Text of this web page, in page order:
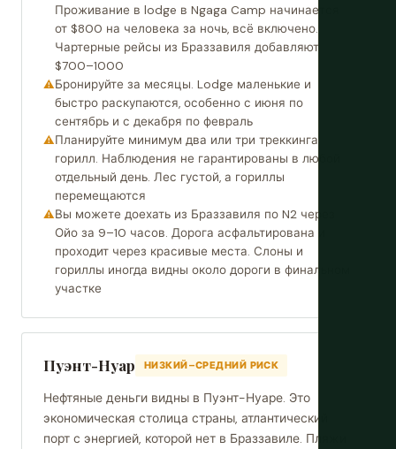
Проживание в lodge в Ngaga Camp начинается
от $800 на человека за ночь, всё включено.
Чартерные рейсы из Браззавиля добавляют
$700–1000
Бронируйте за месяцы. Lodge маленькие и
быстро раскупаются, особенно с июня по
сентябрь и с декабря по февраль
Планируйте минимум два или три треккинга
горилл. Наблюдения не гарантированы в любой
отдельный день. Лес густой, а гориллы
перемещаются
Вы можете доехать из Браззавиля по N2 через
Ойо за 9–10 часов. Дорога асфальтирована и
проходит через красивые места. Слоны и
гориллы иногда видны около дороги в финальном
участке
Пуэнт-Нуар НИЗКИЙ–СРЕДНИЙ РИСК
Нефтяные деньги видны в Пуэнт-Нуаре. Это
экономическая столица страны, атлантический
порт с энергией, которой нет в Браззавиле. Пляжи